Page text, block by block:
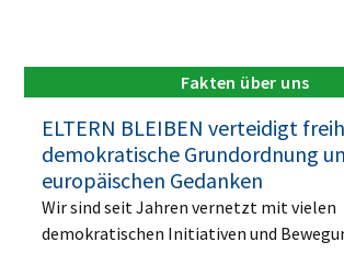
Fakten über uns
ELTERN BLEIBEN verteidigt
demokratische Grundordnung
europäischen Gedanken
Wir sind seit Jahren vernetzt mit vielen
demokratischen Initiativen und